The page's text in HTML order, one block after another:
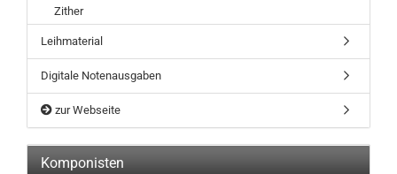
Zither
Leihmaterial
Digitale Notenausgaben
zur Webseite
Komponisten